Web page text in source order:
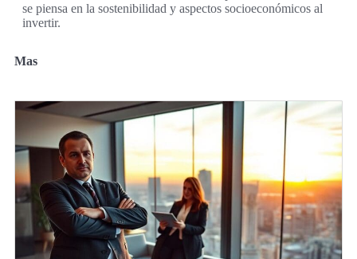
se piensa en la sostenibilidad y aspectos socioeconómicos al
invertir.
Mas